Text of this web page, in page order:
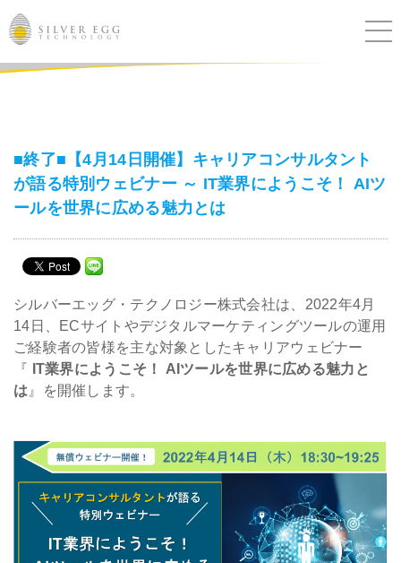
導入事例
ブログ
ニュース
IR
会社情報
資料ダウンロード
■終了■【4月14日開催】キャリアコンサルタント
が語る特別ウェビナー ～ IT業界にようこそ！ AIツ
ールを世界に広める魅力とは
シルバーエッグ・テクノロジー株式会社は、2022年4月
14日、ECサイトやデジタルマーケティングツールの運用
ご経験者の皆様を主な対象としたキャリアウェビナー
『 IT業界にようこそ！ AIツールを世界に広める魅力と
は 』を開催します。